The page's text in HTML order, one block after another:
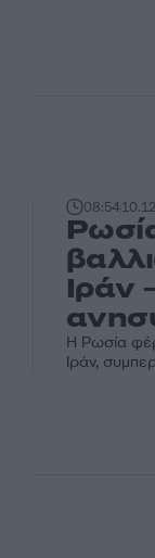
08:54
Ιράν
Η Ρωσία
Ιράν,